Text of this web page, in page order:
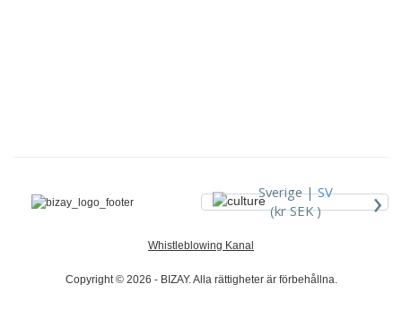
Sverige |SV
(kr SEK )
›
Whistleblowing Kanal
Copyright © 2026 - BIZAY. Alla rättigheter är förbehållna.